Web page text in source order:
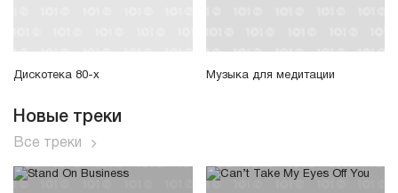
Дискотека 80-х Музыка для медитации
Новые треки
Все треки